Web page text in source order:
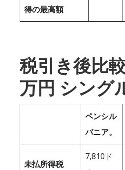
得の最高額
税引き後比
万円 シング
ペンシル
バニア。
未払所得税
7,810ド